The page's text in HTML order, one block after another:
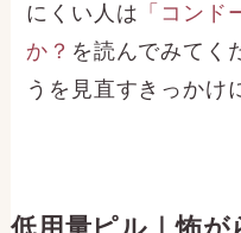
にくい人は 「コン
か？ を読んでみてく
うを見直すきっかけ